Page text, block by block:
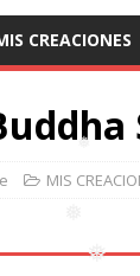
CREACIONES
MIS